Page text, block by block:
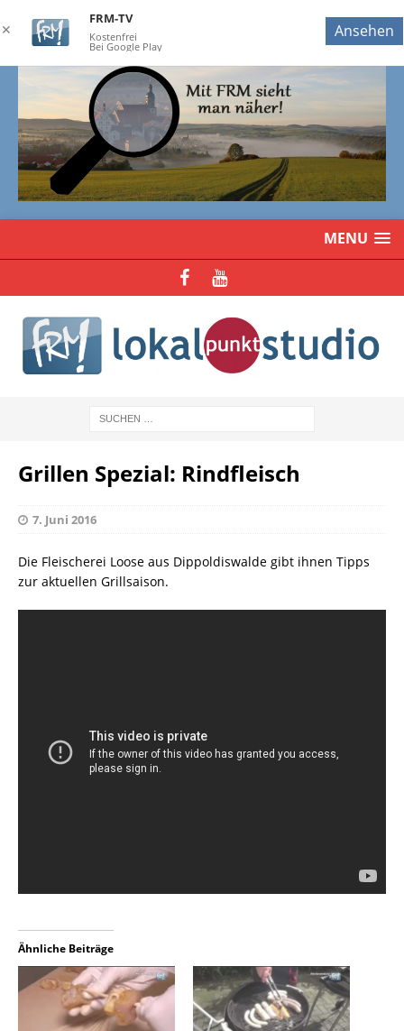
MENU
Grillen Spezial: Rindfleisch
7. Juni 2016
Die Fleischerei Loose aus Dippoldiswalde gibt ihnen Tipps
zur aktuellen Grillsaison.
Ähnliche Beiträge
✕
FRM-TV
Kostenfrei
Bei Google Play
Ansehen